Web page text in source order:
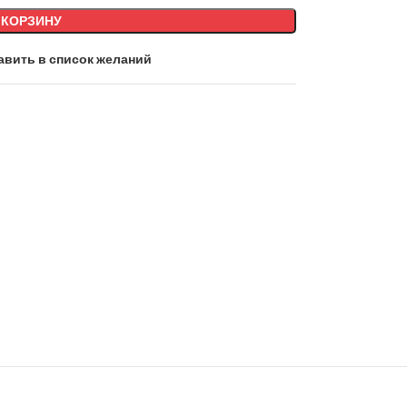
КОРЗИНУ
в список желаний